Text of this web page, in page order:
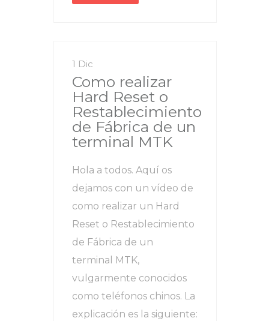
1 Dic
Como realizar
Hard Reset o
Restablecimiento
de Fábrica de un
terminal MTK
Hola a todos. Aquí os
dejamos con un vídeo de
como realizar un Hard
Reset o Restablecimiento
de Fábrica de un
terminal MTK,
vulgarmente conocidos
como teléfonos chinos. La
explicación es la siguiente: